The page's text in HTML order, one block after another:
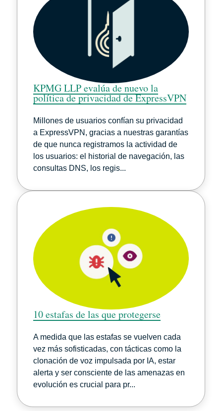
KPMG LLP evalúa de nuevo la
política de privacidad de ExpressVPN
Millones de usuarios confían su privacidad
a ExpressVPN, gracias a nuestras garantías
de que nunca registramos la actividad de
los usuarios: el historial de navegación, las
consultas DNS, los regis...
10 estafas de las que protegerse
A medida que las estafas se vuelven cada
vez más sofisticadas, con tácticas como la
clonación de voz impulsada por IA, estar
alerta y ser consciente de las amenazas en
evolución es crucial para pr...